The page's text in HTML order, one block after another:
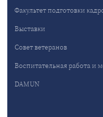
Факультет подготовки
Выставки
Совет ветеранов
Воспитательная работа и
DAMUN